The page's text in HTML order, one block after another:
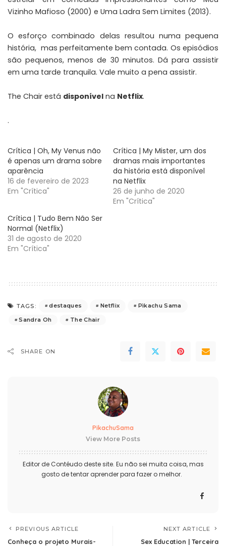
Vizinho Mafioso (2000) e Uma Ladra Sem Limites (2013).
O esforço combinado delas resultou numa pequena
história, mas perfeitamente bem contada. Os episódios
são pequenos, menos de 30 minutos. Dá para assistir
em uma tarde tranquila. Vale muito a pena assistir.
The Chair está disponível na Netflix.
.
Crítica | Oh, My Venus não
é apenas um drama sobre
aparência
16 de fevereiro de 2023
Em "Crítica"
Crítica | My Mister, um dos
dramas mais importantes
da história está disponível
na Netflix
26 de junho de 2020
Em "Crítica"
Crítica | Tudo Bem Não Ser
Normal (Netflix)
31 de agosto de 2020
Em "Crítica"
TAGS: destaques Netflix
Pìkachu Sama
Sandra Oh
The Chair
SHARE ON
PikachuSama
View More Posts
Editor de Contéudo deste site. Eu não sei muita coisa, mas
gosto de tentar aprender para fazer o melhor.
PREVIOUS ARTICLE
Conheça o projeto Murais-
NEXT ARTICLE
Sex Education | Terceira